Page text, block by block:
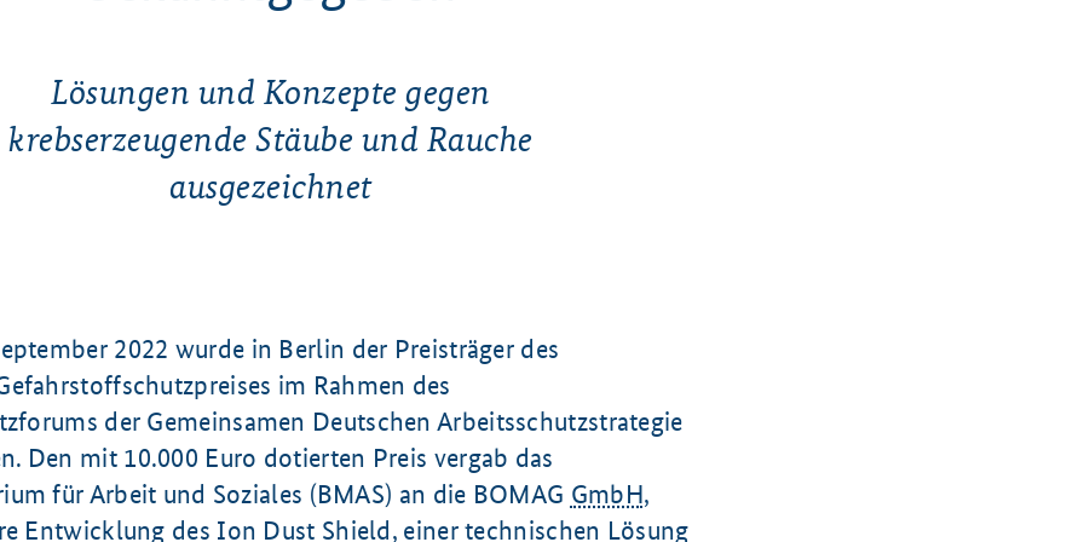
Lösungen und Konzepte gegen
krebserzeugende Stäube und Rauche
ausgezeichnet
2022 wurde in Berlin der Preisträger des
im Rahmen des
der Gemeinsamen Deutschen Arbeitsschutzstrategie
Den mit 10.000 Euro dotierten Preis vergab das
für Arbeit und Soziales (BMAS) an die BOMAG GmbH,
Entwicklung des Ion Dust Shield, einer technischen Lösung